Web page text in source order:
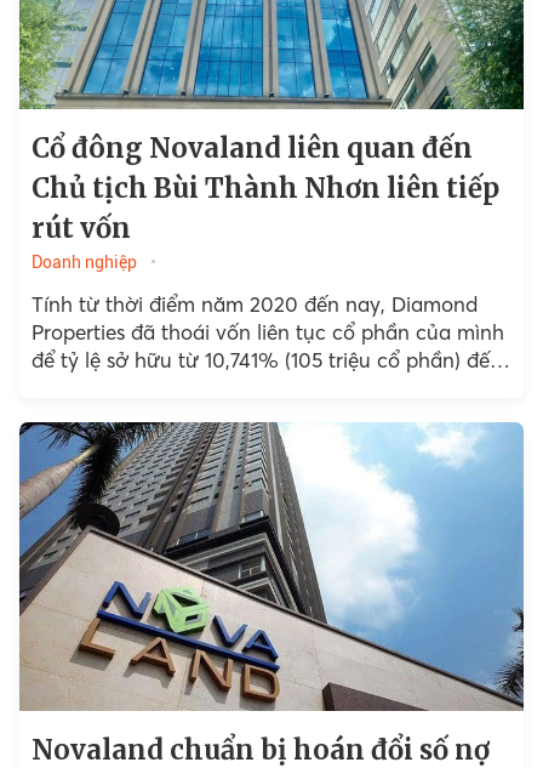
Cổ đông Novaland liên quan đến
Chủ tịch Bùi Thành Nhơn liên tiếp
rút vốn
Doanh nghiệp
Tính từ thời điểm năm 2020 đến nay, Diamond
Properties đã thoái vốn liên tục cổ phần của mình
để tỷ lệ sở hữu từ 10,741% (105 triệu cổ phần) đến
Novaland chuẩn bị hoán đổi số nợ